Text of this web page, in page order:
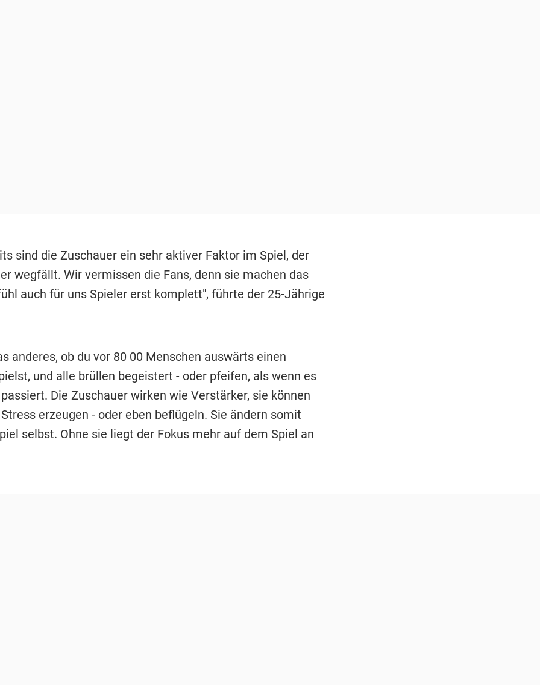
sind die Zuschauer ein sehr aktiver Faktor im Spiel, der
wegfällt. Wir vermissen die Fans, denn sie machen das
auch für uns Spieler erst komplett", führte der 25-Jährige
anderes, ob du vor 80 00 Menschen auswärts einen
und alle brüllen begeistert - oder pfeifen, als wenn es
Die Zuschauer wirken wie Verstärker, sie können
erzeugen - oder eben beflügeln. Sie ändern somit
selbst. Ohne sie liegt der Fokus mehr auf dem Spiel an